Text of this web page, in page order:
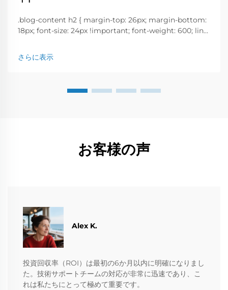
.blog-content h2 { margin-top: 26px; margin-bottom:
18px; font-size: 24px !important; font-weight: 600; line-
margin-bottom: 18px; font-size: 20px !important; font-
w...
さらに表示
お客様の声
Alex K.
投資回収率（ROI）は最初の6か月以内に明確になりまし
た。技術サポートチームの対応が非常に迅速であり、こ
れは私たちにとって極めて重要です。